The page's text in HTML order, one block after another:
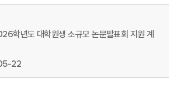
학년도 대학원생 소규모 논문발표회 지원 계
22